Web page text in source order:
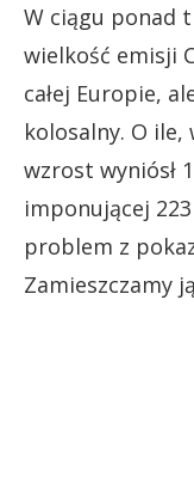
W ciągu ponad
wielkość emisji
całej Europie,
kolosalny. O ile,
wzrost wyniósł
imponującej
problem z
Zamieszczamy